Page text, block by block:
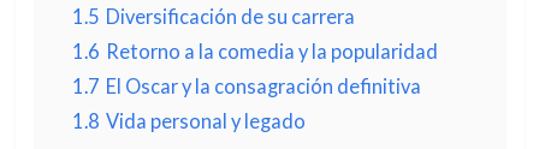
1.5 Diversificación de su carrera
1.6 Retorno a la comedia y la popularidad
1.7 El Oscar y la consagración definitiva
1.8 Vida personal y legado